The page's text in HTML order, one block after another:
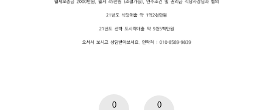
0 0